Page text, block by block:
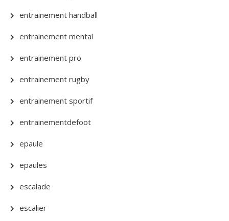
entrainement handball
entrainement mental
entrainement pro
entrainement rugby
entrainement sportif
entrainementdefoot
epaule
epaules
escalade
escalier